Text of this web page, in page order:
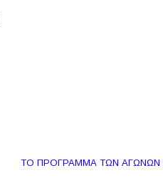
ΤΟ ΠΡΟΓΡΑΜΜΑ ΤΩΝ ΑΓΩΝΩΝ